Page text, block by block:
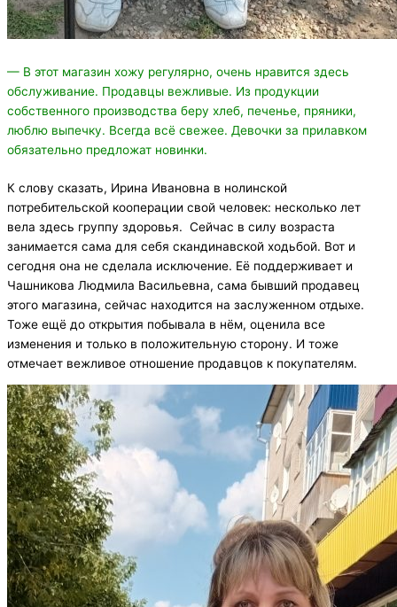
— В этот магазин хожу регулярно, очень нравится здесь
обслуживание. Продавцы вежливые. Из продукции
собственного производства беру хлеб, печенье, пряники,
люблю выпечку. Всегда всё свежее. Девочки за прилавком
обязательно предложат новинки.
К слову сказать, Ирина Ивановна в нолинской
потребительской кооперации свой человек: несколько лет
вела здесь группу здоровья. Сейчас в силу возраста
занимается сама для себя скандинавской ходьбой. Вот и
сегодня она не сделала исключение. Её поддерживает и
Чашникова Людмила Васильевна, сама бывший продавец
этого магазина, сейчас находится на заслуженном отдыхе.
Тоже ещё до открытия побывала в нём, оценила все
изменения и только в положительную сторону. И тоже
отмечает вежливое отношение продавцов к покупателям.